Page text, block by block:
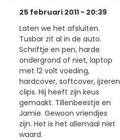
25 februari 2011 - 20:39
Laten we het afsluiten.
Tusbar zit al in de auto.
Schriftje en pen, harde
ondergrond of niet, laptop
met 12 volt voeding,
hardcover, softcover, ijzeren
clips. Hij heeft zijn keus
gemaakt. Tillenbeestje en
Jamie. Gewoon vriendjes
zijn. Het is het allemaal niet
waard.